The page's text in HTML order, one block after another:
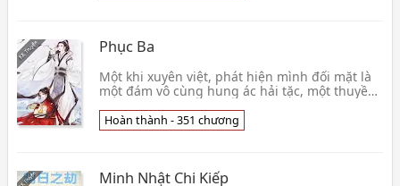
Phục Ba
Một khi xuyên việt, phát hiện mình đối mặt là
một đám vô cùng hung ác hải tặc, một thuyền
giao k👦 Ô Kiểm Đại Tiếu
Hoàn thành - 351 chương
Minh Nhật Chi Kiếp